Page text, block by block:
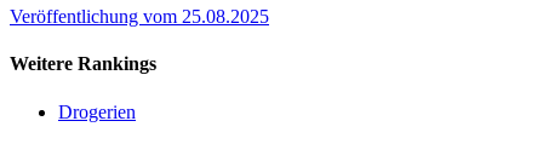
Veröffentlichung vom 25.08.2025
Weitere Rankings
Drogerien